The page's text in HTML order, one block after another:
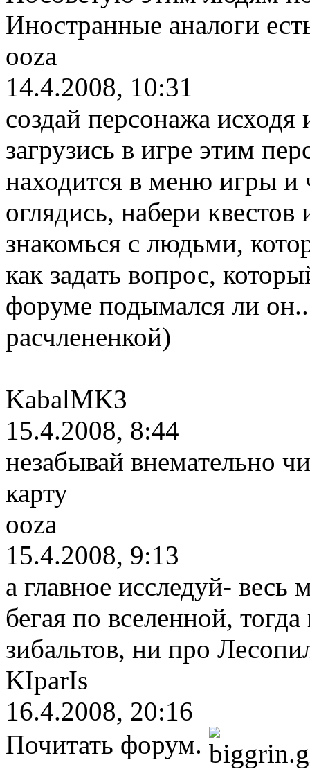
Иностранные аналоги
ooza
14.4.2008, 10:31
создай персонажа
загрузись в игре этим
находится в меню игры и
оглядись, набери
знакомься с людьми,
как задать вопрос,
форуме подымался ли
расчлененкой)
KabalMK3
15.4.2008, 8:44
незабывай внемательно
карту
ooza
15.4.2008, 9:13
а главное исследуй-
бегая по вселенной,
зибальтов, ни про
KIparIs
16.4.2008, 20:16
Почитать форум.